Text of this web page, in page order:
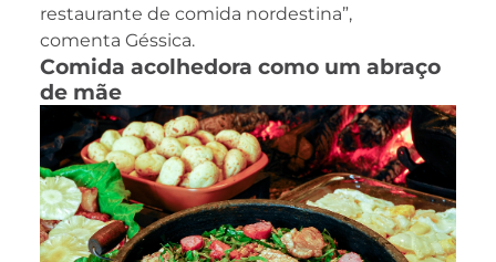
restaurante de comida nordestina”,
comenta Géssica.
Comida acolhedora como um abraço
de mãe